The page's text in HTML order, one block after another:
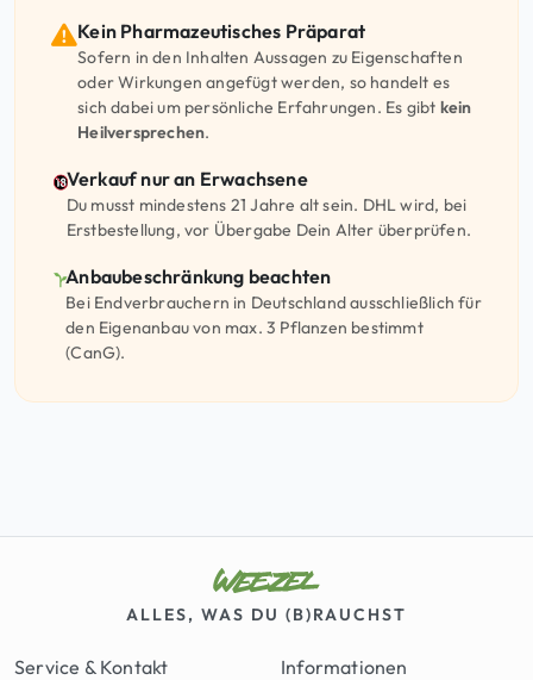
Kein Pharmazeutisches Präparat
Sofern in den Inhalten Aussagen zu Eigenschaften
oder Wirkungen angefügt werden, so handelt es
sich dabei um persönliche Erfahrungen. Es gibt kein
Heilversprechen.
Verkauf nur an Erwachsene
Du musst mindestens 21 Jahre alt sein. DHL wird, bei
Erstbestellung, vor Übergabe Dein Alter überprüfen.
Anbaubeschränkung beachten
Bei Endverbrauchern in Deutschland ausschließlich für
den Eigenanbau von max. 3 Pflanzen bestimmt
(CanG).
ALLES, WAS DU (B)RAUCHST
Service & Kontakt Informationen